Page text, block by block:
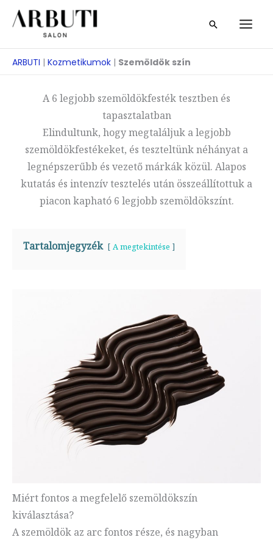
Ugrás
tartalomra
Keresés
ARBUTI | Kozmetikumok | Szemöldök szín
A 6 legjobb szemöldökfesték tesztben és
tapasztalatban
Elindultunk, hogy megtaláljuk a legjobb
szemöldökfestékeket, és teszteltünk néhányat a
legnépszerűbb és vezető márkák közül. Alapos
kutatás és intenzív tesztelés után összeállítottuk a
piacon kapható 6 legjobb szemöldökszínt.
Tartalomjegyzék A megtekintése
Miért fontos a megfelelő szemöldökszín
kiválasztása?
A szemöldök az arc fontos része, és nagyban